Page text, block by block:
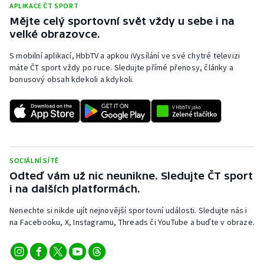
Americký fotbal
Baseball a softbal
Basketbal
Biatlon
Curling
Dostihy
Florbal
NEPŘEHLÉDNĚTE
Soutěže
Historické návraty
Aplikace ČT sport
APLIKACE ČT SPORT
Mějte celý sportovní svět vždy u sebe i na
velké obrazovce.
S mobilní aplikací, HbbTV a apkou iVysílání ve své chytré televizi
máte ČT sport vždy po ruce. Sledujte přímé přenosy, články a
bonusový obsah kdekoli a kdykoli.
SOCIÁLNÍ SÍTĚ
Odteď vám už nic neunikne. Sledujte ČT sport
i na dalších platformách.
Nenechte si nikde ujít nejnovější sportovní události. Sledujte nás i
na Facebooku, X, Instagramu, Threads či YouTube a buďte v obraze.